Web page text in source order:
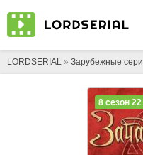
LORDSERIAL » Зарубежные
8 сезон